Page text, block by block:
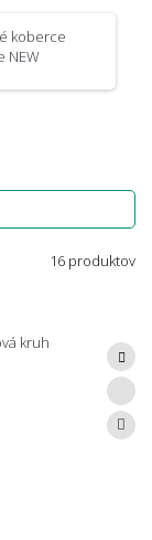
záťažou. Skvele
Filcový podklad
podlahové
koberce
NEW
16 produktov